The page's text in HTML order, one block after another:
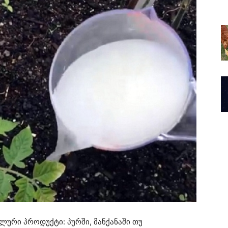
პროდუქტი: პურში, მანქანაში თუ